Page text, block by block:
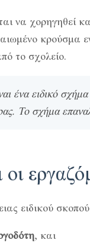
να χορηγηθεί
κρούσμα
το σχολείο.
ένα ειδικό
Το σχήμα
ειδικού
, και